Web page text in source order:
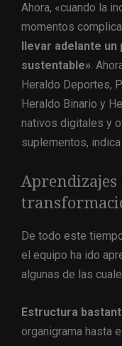
Ahora, «cuando la
momentos
llevar adelante
sustentable».
Heraldo Deportes,
Heraldo Binario y
nativos digitales y
suplementos,
Aprendizajes
De todo este
el equipo ha ido
algunas de las
Estructura
organigrama hasta